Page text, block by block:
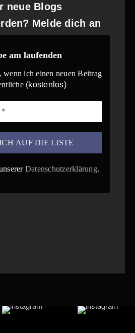
neue Blogs
Melde dich an
am laufenden
wenn ich einen neuen Beitrag
(kostenlos)
Datenschutzerklärung.